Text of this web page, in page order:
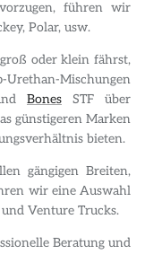
führen wir
Polar, usw.
oder klein fährst,
Mischungen
Bones STF über
günstigeren Marken
bieten.
gängigen Breiten,
wir eine Auswahl
Venture Trucks.
Beratung und